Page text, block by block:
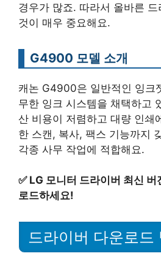
경우가 많죠. 따라서 올바른
것이 매우 중요해요.
G4900 모델 소개
캐논 G4900은 일반적인 잉크
무한 잉크 시스템을 채택하고
산 비용이 저렴하고 대량 인쇄
한 스캔, 복사, 팩스 기능까지
각종 사무 작업에 적합해요.
✅ LG 모니터 드라이버 최신 버
로드하세요!
드라이버 다운로드